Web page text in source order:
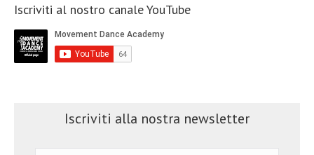
Iscriviti al nostro canale YouTube
Iscriviti alla nostra newsletter